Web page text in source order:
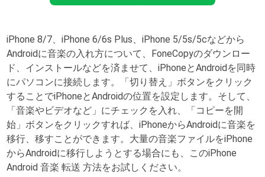
iPhone 8/7、iPhone 6/6s Plus、iPhone 5/5s/5cなどから
Androidに音楽の入れ方について、FoneCopyのダウンロー
ド、インストールなどを済ませて、iPhoneとAndroidを同時
にパソコンに接続します。「切り替え」ボタンをクリック
することでiPhoneとAndroidの位置を設定します。そして、
「音楽やビデオなど」にチェックを入れ、「コピーを開
始」ボタンをクリックすれば、iPhoneからAndroidに音楽を
移行、移すことができます。大量の音楽ファイルをiPhone
からAndroidに移行しようとする場合にも、このiPhone
Android 音楽 転送 方法をお試しください。